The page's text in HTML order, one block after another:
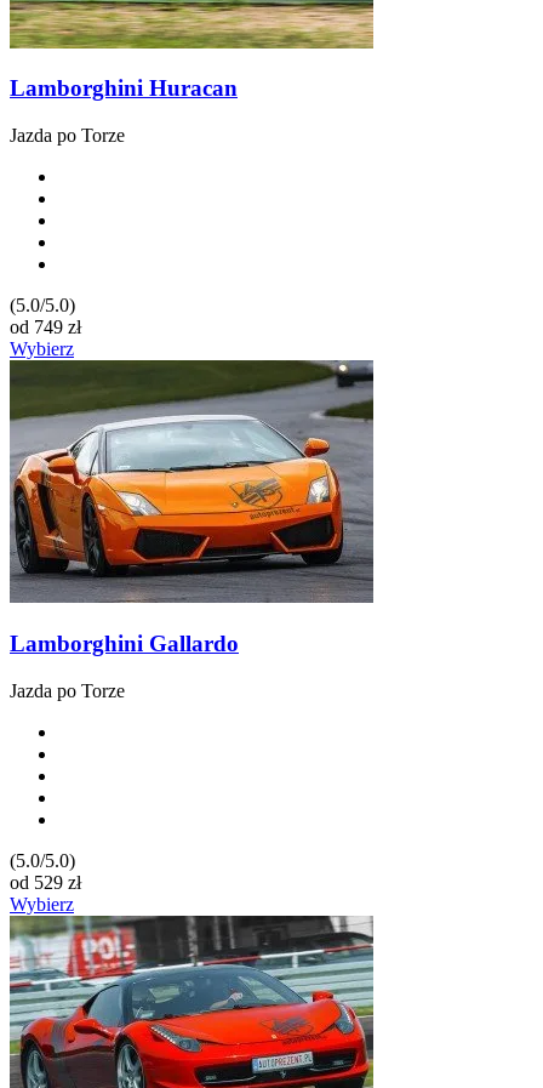
Lamborghini Huracan
Jazda po Torze
(5.0/5.0)
od 749 zł
Wybierz
Lamborghini Gallardo
Jazda po Torze
(5.0/5.0)
od 529 zł
Wybierz